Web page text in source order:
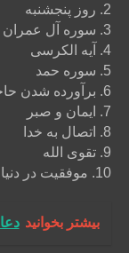
2. روز پنجشنبه
3. سوره آل عمران
4. آیه الکرسی
5. سوره حمد
6. برآورده شدن حاجت ها
7. ایمان و صبر
8. اتصال به خدا
9. تقوی الله
10. موفقیت در دنیا و آخرت
بیشتر بخوانید